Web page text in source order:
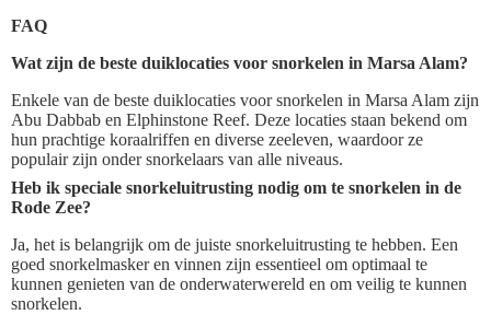
FAQ
Wat zijn de beste duiklocaties voor snorkelen in Marsa Alam?
Enkele van de beste duiklocaties voor snorkelen in Marsa Alam zijn
Abu Dabbab en Elphinstone Reef. Deze locaties staan bekend om
hun prachtige koraalriffen en diverse zeeleven, waardoor ze
populair zijn onder snorkelaars van alle niveaus.
Heb ik speciale snorkeluitrusting nodig om te snorkelen in de
Rode Zee?
Ja, het is belangrijk om de juiste snorkeluitrusting te hebben. Een
goed snorkelmasker en vinnen zijn essentieel om optimaal te
kunnen genieten van de onderwaterwereld en om veilig te kunnen
snorkelen.